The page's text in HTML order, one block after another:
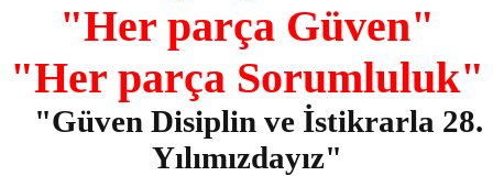
"Her parça Güven"
"Her parça Sorumluluk"
"Güven Disiplin ve İstikrarla 28.
Yılımızdayız"